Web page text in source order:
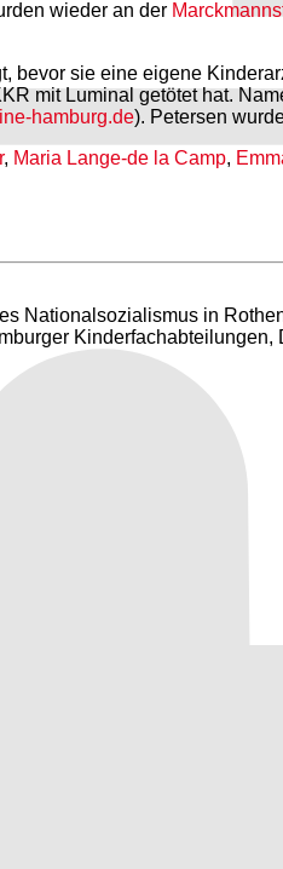
wieder an der
sie eine eigene
mit Luminal getötet hat.
hamburg.de). Petersen
, Maria Lange-de la Camp,
Nationalsozialismus in
Kinderfachabteilungen,